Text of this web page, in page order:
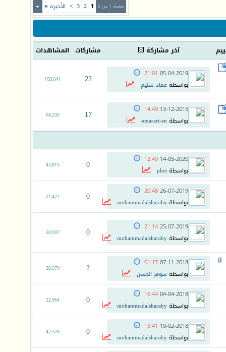
صفحة 1 من 6 1
2
3
> الأخيرة »
آخر مشاركة مشاركات المشاهدات
05-04-2019
21:01
بواسطةعماد سليم 22
103,641
13-12-2015
14:49
بواسطةomarart-en
17
68,230
14-05-2020
12:49
بواسطةphet
0
43,815
26-07-2019
20:48
بواسطةmohammadalsharaby
0
21,477
25-07-2019
21:14
بواسطةmohammadalsharaby
0
20,997
07-11-2018
01:17
بواسطة سومر الحسن 2
20,579
04-04-2018
16:44
بواسطةmohammadalsharaby
0
22,964
10-02-2018
13:41
بواسطةmohammadalsharaby
0
42,378